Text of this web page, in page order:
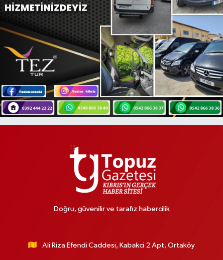
Doğru, güvenilir ve tarafız habercilik
Ali Riza Efendi Caddesi, Kabakci 2 Apt, Ortaköy